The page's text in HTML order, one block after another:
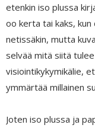
etenkin iso plussa
oo kerta tai kaks,
netissäkin, mutta
selvää mitä siitä
visiointikykymikälie,
ymmärtää millainen
Joten iso plussa ja